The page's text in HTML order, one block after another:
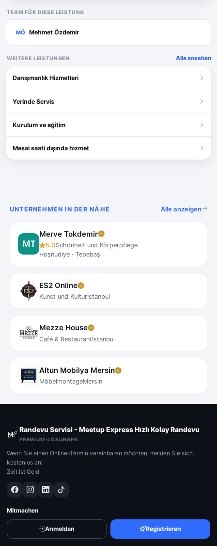
TEAM FÜR DIESE LEISTUNG
MÖ Mehmet Özdemir
WEITERE LEISTUNGEN Alle ansehen
Danışmanlık Hizmetleri
Yerinde Servis
Kurulum ve eğitim
Mesai saati dışında hizmet
UNTERNEHMEN IN DER NÄHE Alle anzeigen
Merve Tokdemir
5.0Schönheit und Körperpflege
Hoşnudiye · Tepebaşı
ES2 Online
Kunst und Kulturİstanbul
Mezze House
Café & Restaurantİstanbul
Altun Mobilya Mersin
MöbelmontageMersin
Randevu Servisi - Meetup Express Hızlı Kolay Randevu
PREMIUM-LÖSUNGEN
Wenn Sie einen Online-Termin vereinbaren möchten, melden Sie sich
kostenlos an!
Zeit ist Geld
Mitmachen
Anmelden Registrieren